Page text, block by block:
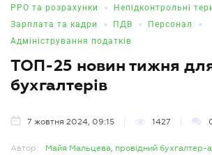
РРО та розрахунки • Непідконтрольні
Зарплата та кадри • ПДВ • Персонал •
Адміністрування податків
ТОП-25 новин тижня
бухгалтерів
7 жовтня 2024, 09:15 1427
Автор:
Майя Мальцева, провідний бухгалтер-